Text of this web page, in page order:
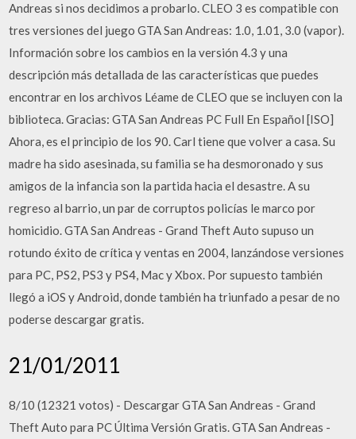
Andreas si nos decidimos a probarlo. CLEO 3 es compatible con
tres versiones del juego GTA San Andreas: 1.0, 1.01, 3.0 (vapor).
Información sobre los cambios en la versión 4.3 y una
descripción más detallada de las características que puedes
encontrar en los archivos Léame de CLEO que se incluyen con la
biblioteca. Gracias: GTA San Andreas PC Full En Español [ISO]
Ahora, es el principio de los 90. Carl tiene que volver a casa. Su
madre ha sido asesinada, su familia se ha desmoronado y sus
amigos de la infancia son la partida hacia el desastre. A su
regreso al barrio, un par de corruptos policías le marco por
homicidio. GTA San Andreas - Grand Theft Auto supuso un
rotundo éxito de crítica y ventas en 2004, lanzándose versiones
para PC, PS2, PS3 y PS4, Mac y Xbox. Por supuesto también
llegó a iOS y Android, donde también ha triunfado a pesar de no
poderse descargar gratis.
21/01/2011
8/10 (12321 votos) - Descargar GTA San Andreas - Grand
Theft Auto para PC Última Versión Gratis. GTA San Andreas -